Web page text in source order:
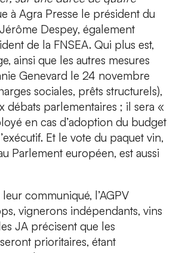
à Agra Presse le président du
Despey, également
de la FNSEA. Qui plus est,
ainsi que les autres mesures
Genevard le 24 novembre
sociales, prêts structurels),
débats parlementaires ; il sera «
en cas d’adoption du budget
Et le vote du paquet vin,
Parlement européen, est aussi
communiqué, l’AGPV
vignerons indépendants, vins
JA précisent que les
prioritaires, étant